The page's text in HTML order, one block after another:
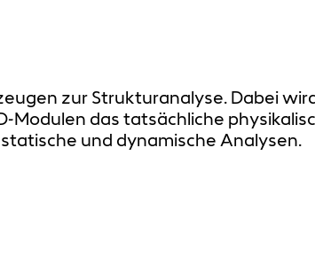
zur Strukturanalyse. Dabei
Modulen das tatsächliche
und dynamische Analysen.